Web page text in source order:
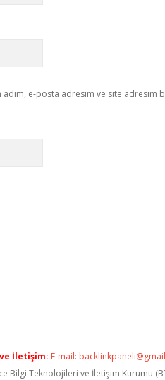
e-posta adresim ve site adresim
İletişim: E-mail:
Bilgi Teknolojileri ve İletişim